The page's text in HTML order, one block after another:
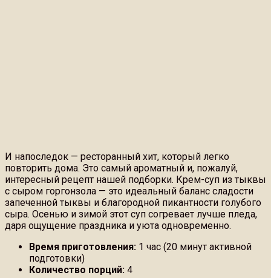
И напоследок — ресторанный хит, который легко
повторить дома. Это самый ароматный и, пожалуй,
интересный рецепт нашей подборки. Крем-суп из тыквы
с сыром горгонзола — это идеальный баланс сладости
запеченной тыквы и благородной пикантности голубого
сыра. Осенью и зимой этот суп согревает лучше пледа,
даря ощущение праздника и уюта одновременно.
Время приготовления: 1 час (20 минут активной
подготовки)
Количество порций: 4